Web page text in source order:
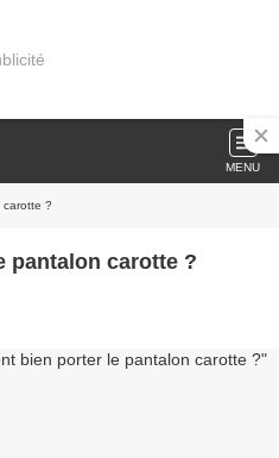
MENU
carotte ?
pantalon carotte ?